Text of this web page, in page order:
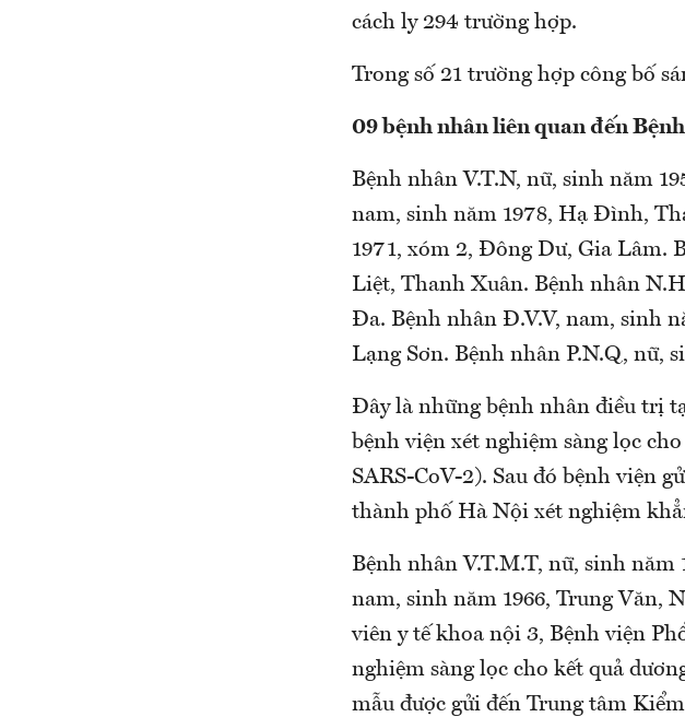
cách ly 294 trường hợp.
Trong số 21 trường hợp công bố
09 bệnh nhân liên quan đến
Bệnh nhân V.T.N, nữ, sinh năm
nam, sinh năm 1978, Hạ Đình,
1971, xóm 2, Đông Dư, Gia Lâm.
Liệt, Thanh Xuân. Bệnh nhân
Đa. Bệnh nhân Đ.V.V, nam, sinh
Lạng Sơn. Bệnh nhân P.N.Q, nữ,
Đây là những bệnh nhân điều trị
bệnh viện xét nghiệm sàng lọc
SARS-CoV-2). Sau đó bệnh viện
thành phố Hà Nội xét nghiệm
Bệnh nhân V.T.M.T, nữ, sinh
nam, sinh năm 1966, Trung Văn,
viên y tế khoa nội 3, Bệnh viện
nghiệm sàng lọc cho kết quả
mẫu được gửi đến Trung tâm